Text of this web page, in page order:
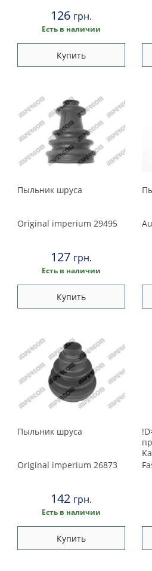
126 грн.
Есть в наличии
Купить
Пыльник шруса
Original imperium 29495
127 грн.
Есть в наличии
Купить
Пыльник шруса
Original imperium 26873
142 грн.
Есть в наличии
Купить